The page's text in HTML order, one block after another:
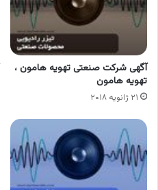
آگهی شرکت صنعتی تهویه هامون ،
تهویه هامون
۲۱ ژانویه ۲۰۱۸